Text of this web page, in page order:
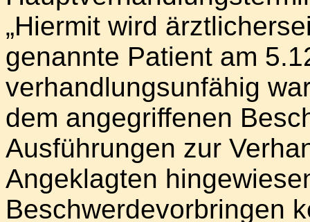
„Hiermit wird
genannte Patient am
verhandlungsunfähig
dem angegriffenen
Ausführungen zur
Angeklagten
Beschwerdevorbringen